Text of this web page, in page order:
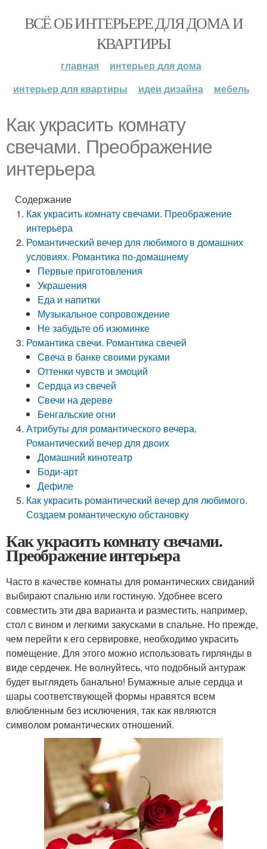
ВСЁ ОБ ИНТЕРЬЕРЕ ДЛЯ ДОМА И
КВАРТИРЫ
главная
интерьер для дома
интерьер для квартиры
идеи дизайна мебель
Как украсить комнату
свечами. Преображение
интерьера
Содержание
Как украсить комнату свечами. Преображение
интерьера
Романтический вечер для любимого в домашних
условиях. Романтика по-домашнему
Первые приготовления
Украшения
Еда и напитки
Музыкальное сопровождение
Не забудьте об изюминке
Романтика свечи. Романтика свечей
Свеча в банке своими руками
Оттенки чувств и эмоций
Сердца из свечей
Свечи на дереве
Бенгальские огни
Атрибуты для романтического вечера.
Романтический вечер для двоих
Домашний кинотеатр
Боди-арт
Дефиле
Как украсить романтический вечер для любимого.
Создаем романтическую обстановку
Как украсить комнату свечами.
Преображение интерьера
Часто в качестве комнаты для романтических свиданий
выбирают спальню или гостиную. Удобнее всего
совместить эти два варианта и разместить, например,
стол с вином и легкими закусками в спальне. Но прежде,
чем перейти к его сервировке, необходимо украсить
помещение. Для этого можно использовать гирлянды в
виде сердечек. Не волнуйтесь, что подобный антураж
будет выглядеть банально! Бумажные алые сердца и
шары соответствующей формы нравятся всем
влюбленным без исключения, так как являются
символом романтических отношений.